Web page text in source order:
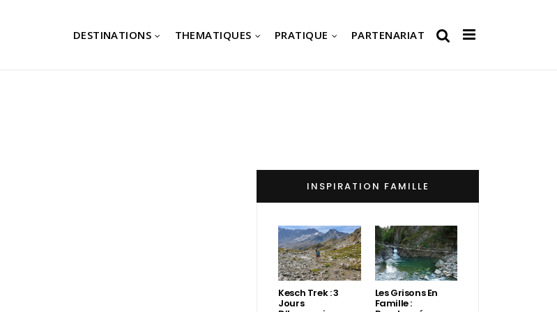
DESTINATIONS THEMATIQUES PRATIQUE PARTENARIAT
INSPIRATION FAMILLE
Kesch Trek : 3
Jours
Les Grisons En
Famille :